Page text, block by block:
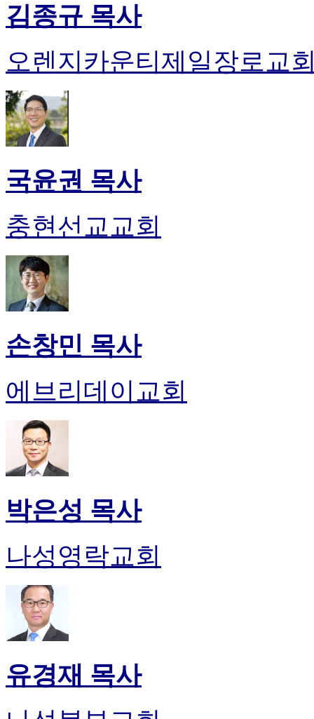
김종규 목사
오렌지카운티제일장로교
국윤권 목사
충현선교교회
손창민 목사
에브리데이교회
박은성 목사
나성영락교회
유경재 목사